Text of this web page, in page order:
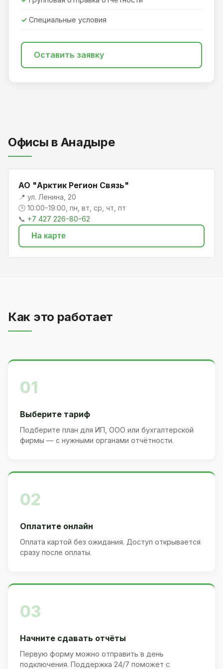
Специальные условия
Оставить заявку
Офисы в Анадыре
АО "Арктик Регион Связь"
📍 ул. Ленина, 20
🕒 10:00-19:00, пн, вт, ср, чт, пт
📞 +7 427 226-80-62
На карте
Как это работает
01
Выберите тариф
Подберите план для ИП, ООО или бухгалтерской
фирмы — с нужными органами отчётности.
02
Оплатите онлайн
Оплата картой без ожидания. Доступ открывается
сразу после оплаты.
03
Начните сдавать отчёты
Первую форму можно отправить в день
подключения. Поддержка 24/7 поможет с